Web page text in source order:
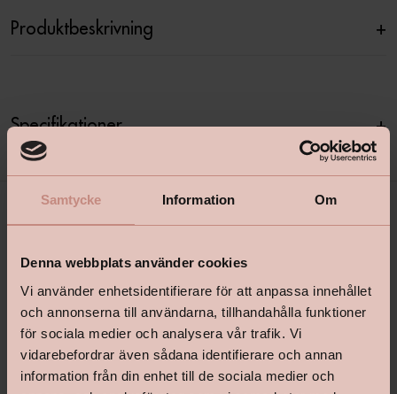
Samtycke Information Om
Denna webbplats använder cookies
Vi använder enhetsidentifierare för att anpassa innehållet
och annonserna till användarna, tillhandahålla funktioner
för sociala medier och analysera vår trafik. Vi
vidarebefordrar även sådana identifierare och annan
information från din enhet till de sociala medier och
Produktbeskrivning +
Specifikationer +
shop@happyhomes.se
Vanliga frågor & svar